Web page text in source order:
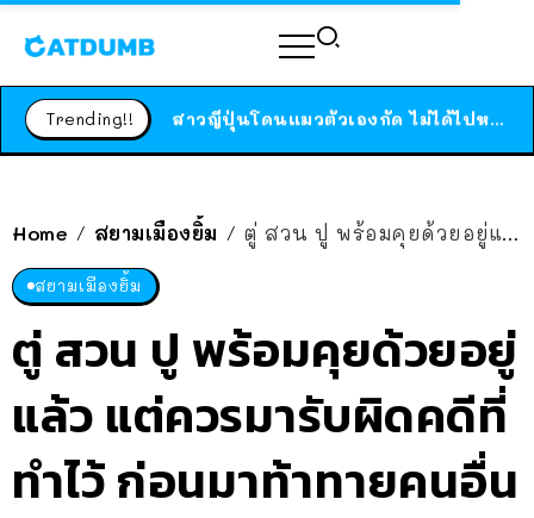
Trending!! ได้เวลาเด็กหนวดรวมตัว RF Online Next เปิดให้เล่นแล้ว เกม Sci-Fi MMORPG ระดับตำนาน เล่นได้ทั้งมือถือและ PC
Home / สยามเมืองยิ้ม / ตู่ สวน ปู พร้อมคุยด้วยอยู่แล้ว แต่ควรมารับผิดคดีที่ทำไว้ ก่อนมาท้าทายคนอื่น
สยามเมืองยิ้ม
ตู่ สวน ปู พร้อมคุยด้วยอยู่
แล้ว แต่ควรมารับผิดคดีที่
ทำไว้ ก่อนมาท้าทายคนอื่น